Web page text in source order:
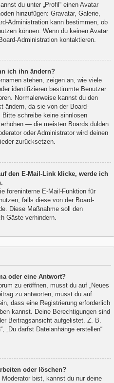
du unter „Profil“ einen Avatar
hinzufügen: Gravatar, Galerie,
Administration kann bestimmen, ob
können. Wenn du keinen Avatar
Administration kontaktieren.
ich ihn ändern?
stehen, zeigen an, wie viele
identifizieren bestimmte Benutzer
Normalerweise kannst du den
ändern, da sie von der Board-
schreibe keine sinnlosen
— die meisten Boards dulden
oder Administrator wird deinen
zurücksetzen.
den E-Mail-Link klicke, werde ich
foreninterne E-Mail-Funktion für
falls diese von der Board-
Diese Maßnahme soll den
Gäste verhindern.
oder eine Antwort?
zu eröffnen, musst du auf „Neues
zu antworten, musst du auf
dass eine Registrierung erforderlich
kannst. Deine Berechtigungen sind
Beitragsansicht aufgelistet. Z. B.
„Du darfst Dateianhänge erstellen“
oder löschen?
bist, kannst du nur deine